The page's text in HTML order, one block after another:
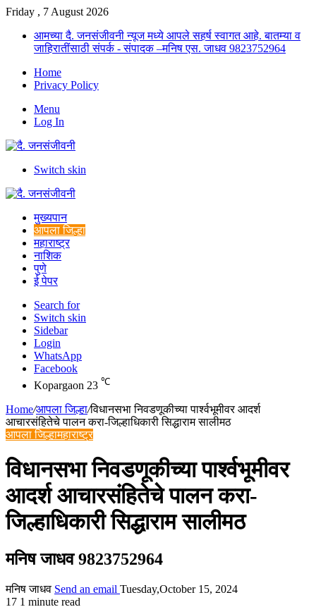
Friday , 7 August 2026
आमच्या दै. जनसंजीवनी न्यूज मध्ये आपले सहर्ष स्वागत आहे. बातम्या व
जाहिरातींसाठी संपर्क - संपादक –मनिष एस. जाधव 9823752964
Home
Privacy Policy
Menu
Log In
Switch skin
मुख्यपान
आपला जिल्हा
महाराष्ट्र
नाशिक
पुणे
ई पेपर
Search for
Switch skin
Sidebar
Login
WhatsApp
Facebook
Kopargaon 23 ℃
Home/आपला जिल्हा/विधानसभा निवडणूकीच्या पार्श्वभूमीवर आदर्श
आचारसंहितेचे पालन करा-जिल्हाधिकारी सिद्धाराम सालीमठ
आपला जिल्हामहाराष्ट्र
विधानसभा निवडणूकीच्या पार्श्वभूमीवर
आदर्श आचारसंहितेचे पालन करा-
जिल्हाधिकारी सिद्धाराम सालीमठ
मनिष जाधव 9823752964
मनिष जाधव Send an email Tuesday,October 15, 2024
17 1 minute read